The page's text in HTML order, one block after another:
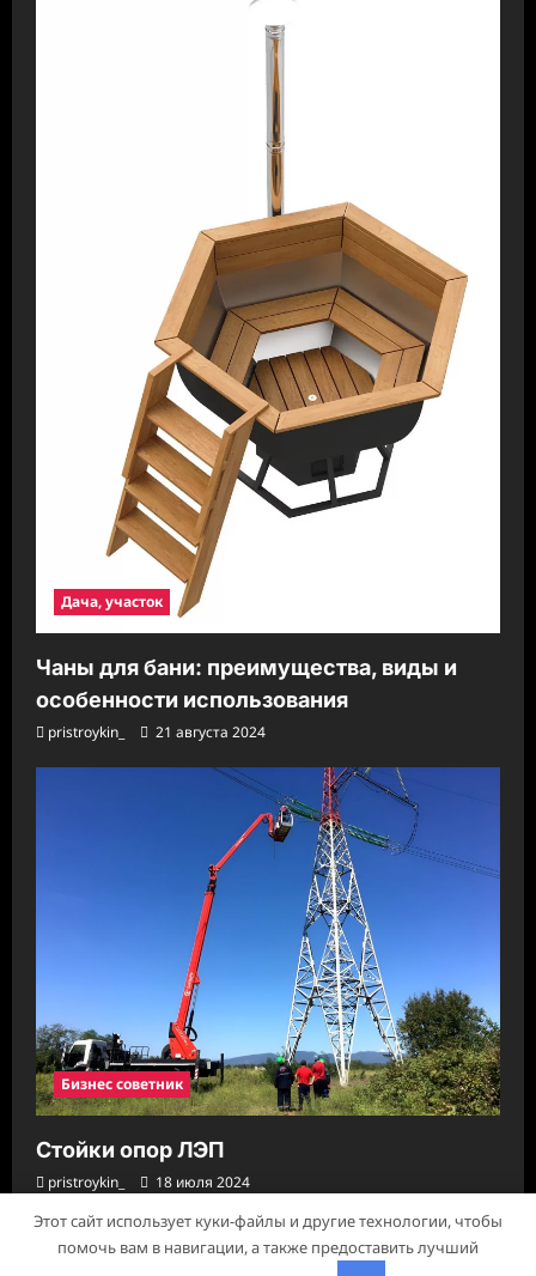
Дача, участок
Чаны для бани: преимущества, виды и
особенности использования
pristroykin_ 21 августа 2024
Бизнес советник
Стойки опор ЛЭП
pristroykin_ 18 июля 2024
Авторское право © 2026 Все права зарезервированы.
Этот сайт использует куки-файлы и другие технологии, чтобы
помочь вам в навигации, а также предоставить лучший